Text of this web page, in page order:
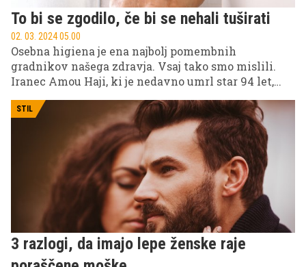
To bi se zgodilo, če bi se nehali tuširati
02. 03. 2024 05.00
Osebna higiena je ena najbolj pomembnih
gradnikov našega zdravja. Vsaj tako smo mislili.
Iranec Amou Haji, ki je nedavno umrl star 94 let,
da to nujno ni povsem res, seveda pa je veliko
odvisno od okolja, v katerem živimo. Kaj bi se zares
zgodilo, če bi se nehali umivati? To pravijo
strokovnjaki.
STIL
3 razlogi, da imajo lepe ženske raje